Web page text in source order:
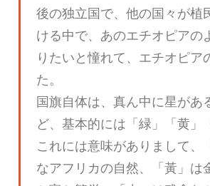
後の独立国で、他の国々が植
ける中で、あのエチオピアの
りたいと憧れて、エチオピア
た。
国旗自体は、真ん中に星があ
ど、基本的には「緑」「黄」
これには意味がありまして、
なアフリカの自然、「黃」は